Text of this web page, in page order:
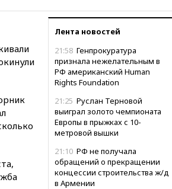
Лента новостей
21:58 Генпрокуратура
признала нежелательным в
РФ американский Human
Rights Foundation
21:25 Руслан Терновой
выиграл золото чемпионата
Европы в прыжках с 10-
метровой вышки
21:10 РФ не получала
обращений о прекращении
концессии строительства ж/д
в Армении